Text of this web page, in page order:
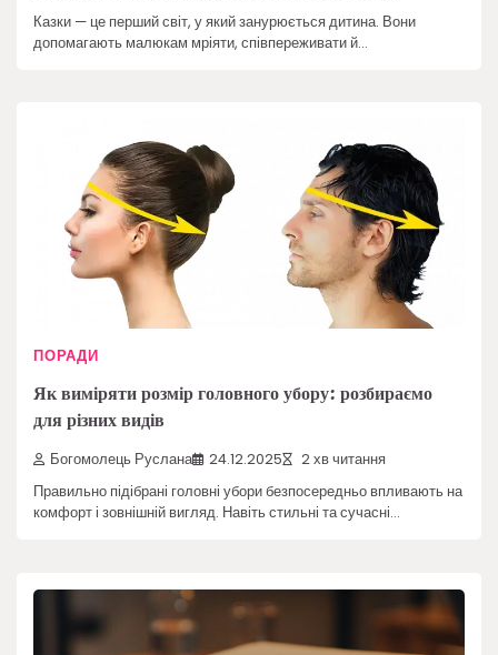
Казки — це перший світ, у який занурюється дитина. Вони
допомагають малюкам мріяти, співпереживати й…
ПОРАДИ
Як виміряти розмір головного убору: розбираємо
для різних видів
Богомолець Руслана 24.12.2025 2 хв читання
Правильно підібрані головні убори безпосередньо впливають на
комфорт і зовнішній вигляд. Навіть стильні та сучасні…